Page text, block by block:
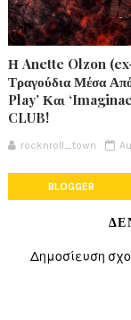
Η Anette Olzon
Τραγούδια Μέσα
Play’ Και
CLUB!
rocknroll_town
BLOGGER
Δημοσίευση